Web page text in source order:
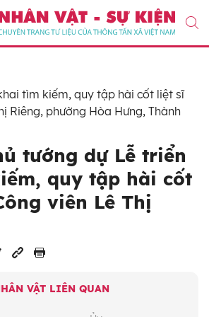
tìm kiếm, quy tập hài cốt liệt sĩ
Riêng, phường Hòa Hưng, Thành
tướng dự Lễ triển
quy tập hài cốt
viên Lê Thị
VẬT LIÊN QUAN